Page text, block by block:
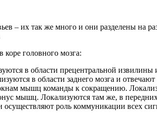
– их так же много и они разделены на
головного мозга:
в области прецентральной
в области заднего мозга и
мышц команды к сокращению.
мышц. Локализуются там же, в
роль коммуникации всех